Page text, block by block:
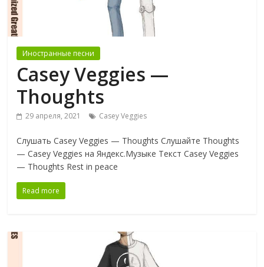
Иностранные песни
Casey Veggies —
Thoughts
29 апреля, 2021 Casey Veggies
Слушать Casey Veggies — Thoughts Слушайте Thoughts
— Casey Veggies на Яндекс.Музыке Текст Casey Veggies
— Thoughts Rest in peace
Read more